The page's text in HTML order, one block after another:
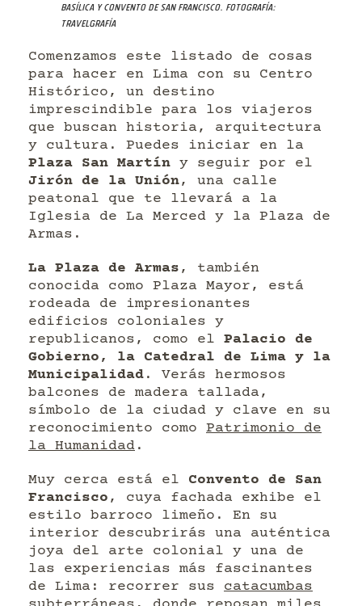
Basílica y Convento de San Francisco. Fotografía:
Travelgrafía
Comenzamos este listado de cosas
para hacer en Lima con su Centro
Histórico, un destino
imprescindible para los viajeros
que buscan historia, arquitectura
y cultura. Puedes iniciar en la
Plaza San Martín y seguir por el
Jirón de la Unión, una calle
peatonal que te llevará a la
Iglesia de La Merced y la Plaza de
Armas.
La Plaza de Armas , también
conocida como Plaza Mayor, está
rodeada de impresionantes
edificios coloniales y
republicanos, como el Palacio de
Gobierno, la Catedral de Lima y la
Municipalidad . Verás hermosos
balcones de madera tallada,
símbolo de la ciudad y clave en su
reconocimiento como Patrimonio de
la Humanidad .
Muy cerca está el Convento de San
Francisco , cuya fachada exhibe el
estilo barroco limeño. En su
interior descubrirás una auténtica
joya del arte colonial y una de
las experiencias más fascinantes
de Lima: recorrer sus catacumbas